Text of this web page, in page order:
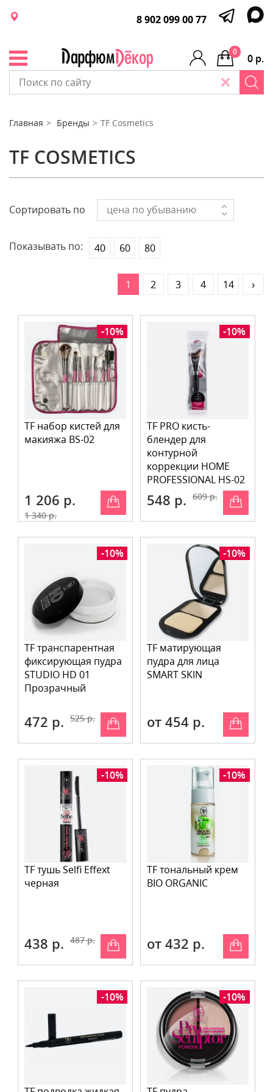
8 902 099 00 77
0 р.
0
Главная Бренды TF Cosmetics
TF COSMETICS
Сортировать по цена по убыванию
Показывать по: 40 60 80
1 2 3 4 14 ›
-10%
TF набор кистей для
макияжа BS-02
1 206 р.
1 340 р.
-10%
TF PRO кисть-
блендер для
контурной
коррекции HOME
PROFESSIONAL HS-02
548 р. 609 р.
-10%
TF транспарентная
фиксирующая пудра
STUDIO HD 01
Прозрачный
472 р. 525 р.
-10%
TF матирующая
пудра для лица
SMART SKIN
от 454 р.
-10%
TF тушь Selfi Effext
черная
438 р. 487 р.
-10%
TF тональный крем
BIO ORGANIC
от 432 р.
-10% -10%